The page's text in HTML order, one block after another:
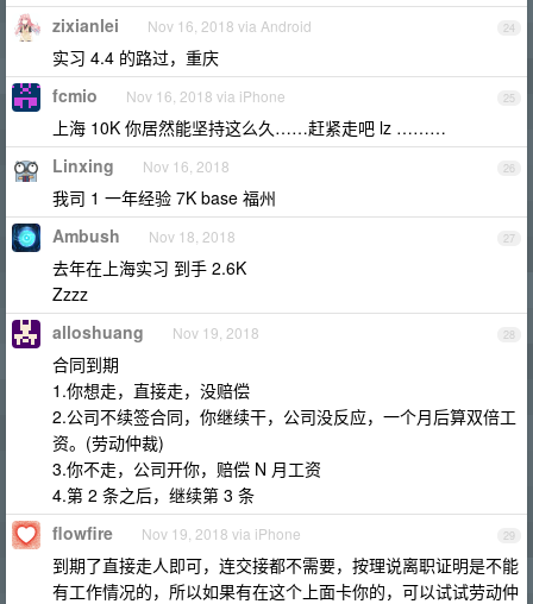
24
zixianlei Nov 16, 2018 via Android
实习 4.4 的路过，重庆
25
fcmio Nov 16, 2018 via iPhone
上海 10K 你居然能坚持这么久……赶紧走吧 lz ………
26
Linxing Nov 16, 2018
我司 1 一年经验 7K base 福州
27
Ambush Nov 18, 2018
去年在上海实习 到手 2.6K
Zzzz
28
alloshuang Nov 19, 2018
合同到期
1.你想走，直接走，没赔偿
2.公司不续签合同，你继续干，公司没反应，一个月后算双倍工
资。(劳动仲裁)
3.你不走，公司开你，赔偿 N 月工资
4.第 2 条之后，继续第 3 条
29
flowfire Nov 19, 2018 via iPhone
到期了直接走人即可，连交接都不需要，按理说离职证明是不能
有工作情况的，所以如果有在这个上面卡你的，可以试试劳动仲